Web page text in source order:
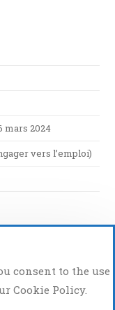
mars 2024
vers l’emploi)
consent to the use
Cookie Policy.